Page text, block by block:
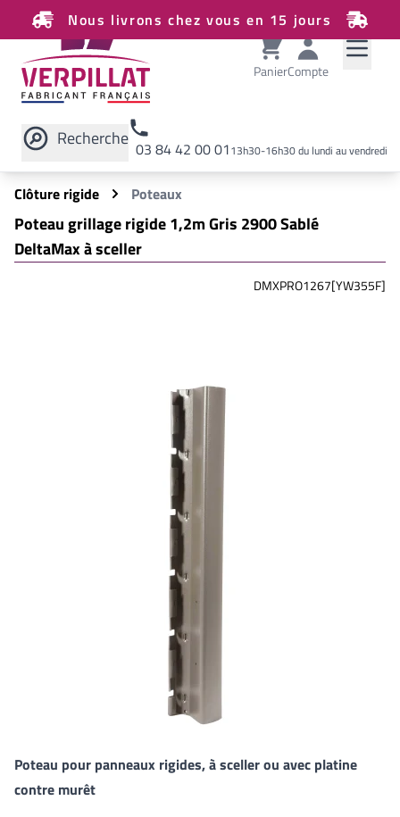
Nous livrons chez vous en 15 jours
PanierCompte
Recherche 03 84 42 00 0113h30-16h30 du lundi au vendredi
Rechercher sur le site
Clôture rigide
Poteaux
Poteau grillage rigide 1,2m Gris 2900 Sablé
DeltaMax à sceller
DMXPRO1267[YW355F]
Poteau pour panneaux rigides, à sceller ou avec platine
contre murêt